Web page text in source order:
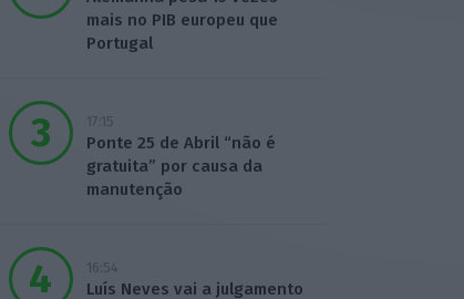
mais no PIB europeu que
Portugal
17:15
Ponte 25 de Abril “não é
gratuita” por causa da
manutenção
16:54
Luís Neves vai a julgamento